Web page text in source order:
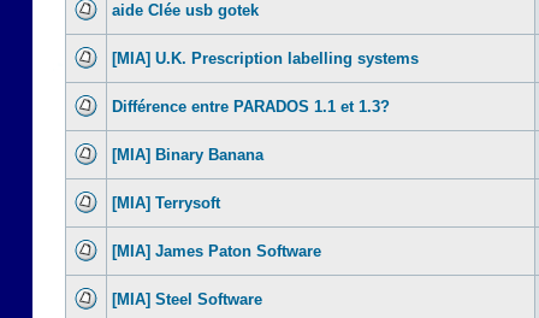
aide Clée usb gotek
[MIA] U.K. Prescription labelling systems
Différence entre PARADOS 1.1 et 1.3?
[MIA] Binary Banana
[MIA] Terrysoft
[MIA] James Paton Software
[MIA] Steel Software